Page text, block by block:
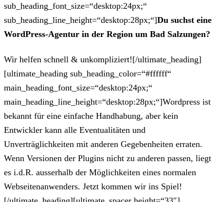
sub_heading_font_size=“desktop:24px;“
sub_heading_line_height=“desktop:28px;“]Du suchst eine
WordPress-Agentur in der Region um Bad Salzungen?
Wir helfen schnell & unkompliziert![/ultimate_heading]
[ultimate_heading sub_heading_color=“#ffffff“
main_heading_font_size=“desktop:24px;“
main_heading_line_height=“desktop:28px;“]Wordpress ist
bekannt für eine einfache Handhabung, aber kein
Entwickler kann alle Eventualitäten und
Unverträglichkeiten mit anderen Gegebenheiten erraten.
Wenn Versionen der Plugins nicht zu anderen passen, liegt
es i.d.R. ausserhalb der Möglichkeiten eines normalen
Webseitenanwenders. Jetzt kommen wir ins Spiel!